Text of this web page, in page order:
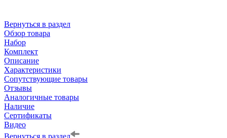
Вернуться в раздел
Обзор товара
Набор
Комплект
Описание
Характеристики
Сопутствующие товары
Отзывы
Аналогичные товары
Наличие
Сертификаты
Видео
Вернуться в раздел